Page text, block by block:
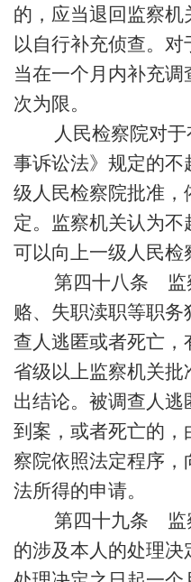
的，应当退回监察
以自行补充侦查。
当在一个月内补充
次为限。
人民检察院对
事诉讼法》规定的
级人民检察院批准
定。监察机关认为不
可以向上一级人民检
第四十八条 监
赂、失职渎职等职
查人逃匿或者死亡
省级以上监察机关
出结论。被调查人
到案，或者死亡的
察院依照法定程序
法所得的申请。
第四十九条 监
的涉及本人的处理决